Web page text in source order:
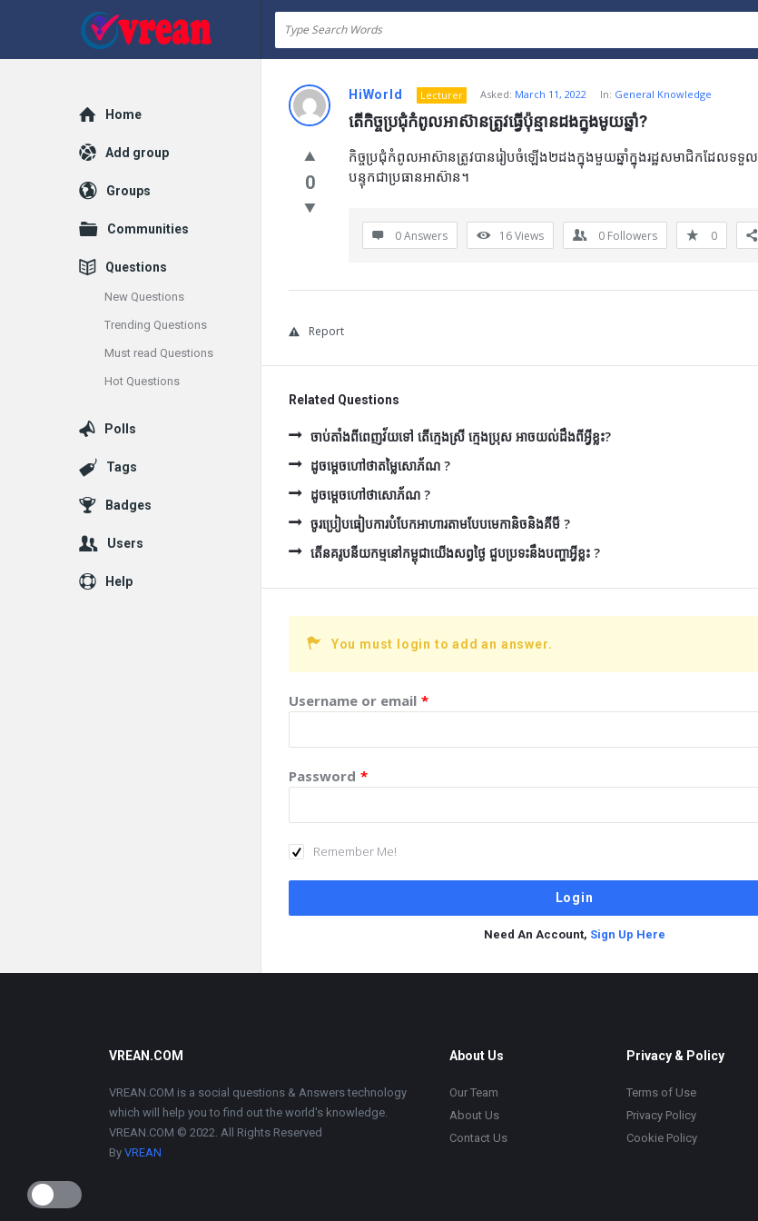
vrean.com
HiWorld Lecturer Asked: March 11, 2022 In: General Knowledge
តើកិច្ចប្រជុំកំពូលអាស៊ានត្រូវធ្វើប៉ុន្មានដងក្នុងមូយឆ្នាំ?
0
កិច្ចប្រជុំកំពូលអាស៊ានត្រូវបានរៀបចំឡើង២ដងក្នុងមួយឆ្នាំក្នុងរដ្ឋសមាជិកដែលទទួល
បន្ទុកជាប្រធានអាស៊ាន។
0 Answers 16Views 0 Followers 0
Report
Related Questions
ចាប់តាំងពីពេញវ័យទៅ តើក្មេងស្រី ក្មេងប្រុស អាចយល់ដឹងពីអ្វីខ្លះ?
ដូចម្ដេចហៅថាតម្លៃសោភ័ណ ?
ដូចម្ដេចហៅថាសោភ័ណ ?
ចូរប្រៀបធៀបការបំបែកអាហារតាមបែបមេកានិចនិងគីមី ?
តើនគរូបនីយកម្មនៅកម្ពុជាយើងសព្វថ្ងៃ ជួបប្រទះនឹងបញ្ហាអ្វីខ្លះ ?
You must login to add an answer.
Username or email *
Password *
Remember Me!
Need An Account, Sign Up Here
Explore
Home
Add group
Groups
Communities
Questions
New Questions
Trending Questions
Must read Questions
Hot Questions
Polls
Tags
Badges
Users
Help
Footer
VREAN.COM
VREAN.COM is a social questions & Answers technology
which will help you to find out the world's knowledge.
VREAN.COM © 2022. All Rights Reserved
By VREAN
About Us
Our Team
About Us
Contact Us
Privacy & Policy
Terms of Use
Privacy Policy
Cookie Policy